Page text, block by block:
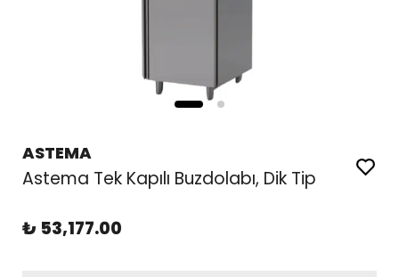
ASTEMA
Astema Tek Kapılı Buzdolabı, Dik Tip
₺ 53,177.00